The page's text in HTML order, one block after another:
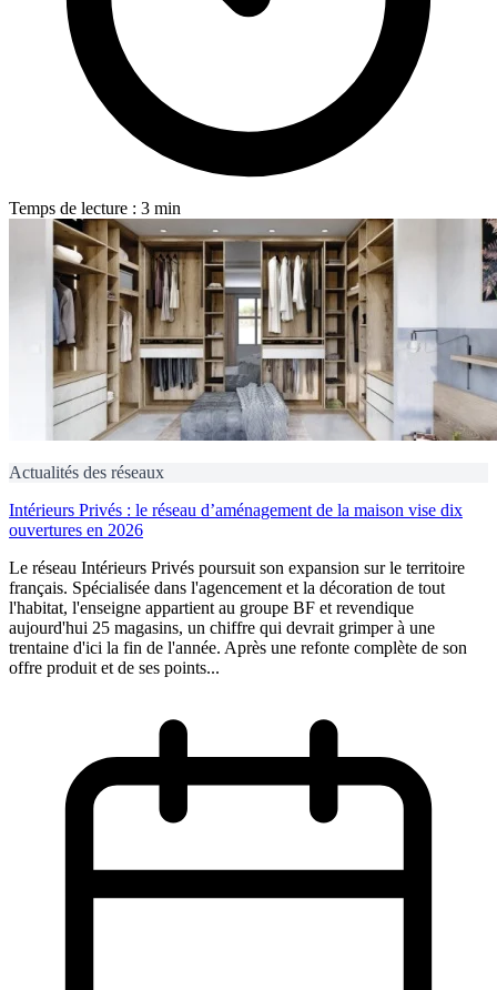
Temps de lecture : 3 min
Actualités des réseaux
Intérieurs Privés : le réseau d’aménagement de la maison vise dix
ouvertures en 2026
Le réseau Intérieurs Privés poursuit son expansion sur le territoire
français. Spécialisée dans l'agencement et la décoration de tout
l'habitat, l'enseigne appartient au groupe BF et revendique
aujourd'hui 25 magasins, un chiffre qui devrait grimper à une
trentaine d'ici la fin de l'année. Après une refonte complète de son
offre produit et de ses points...